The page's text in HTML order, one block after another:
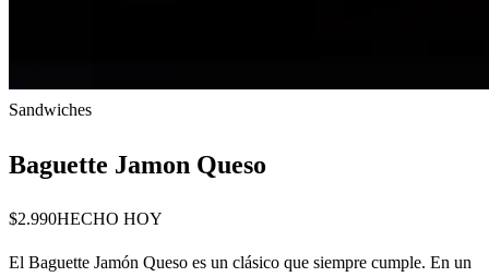
Sandwiches
Baguette Jamon Queso
$2.990HECHO HOY
El Baguette Jamón Queso es un clásico que siempre cumple. En un